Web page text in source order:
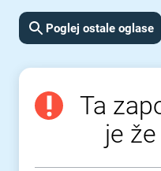
Poglej ostale oglase
Ta
je